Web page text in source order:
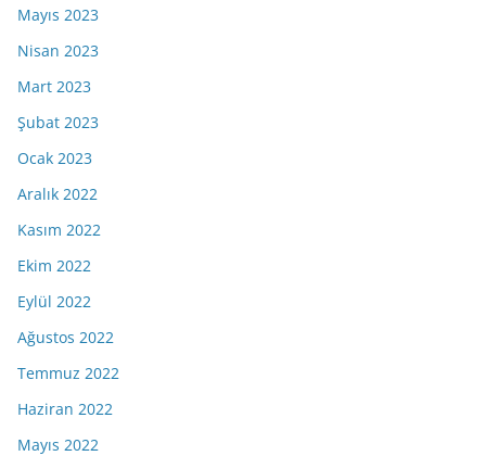
Mayıs 2023
Nisan 2023
Mart 2023
Şubat 2023
Ocak 2023
Aralık 2022
Kasım 2022
Ekim 2022
Eylül 2022
Ağustos 2022
Temmuz 2022
Haziran 2022
Mayıs 2022